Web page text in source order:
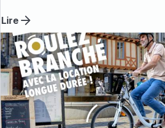
pratique, rapide et bon pour la
Avec véloQUB, profitez d’un service
toujours prêt à vous suivre dans vos
Lire